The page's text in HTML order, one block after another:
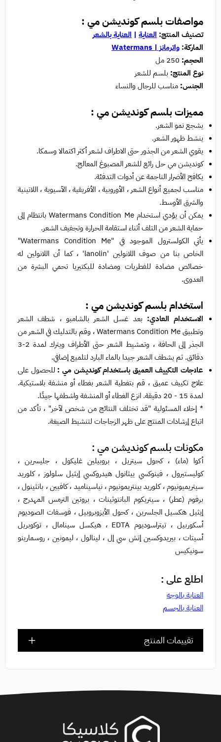
مواصفات بلسم كونديشن مي :
تصنيف المنتج: العناية | العناية بالشعر
الماركة: واترمانز | Watermans
الحجم: 250 مل
نوع المنتج: بلسم للشعر
الجنس: مناسب للرجال والنساء
مميزات بلسم كونديشن مي :
يشجع نمو الشعر.
ينشط ظهور الشعر.
يقوي الشعر من الجذور حتى الاطراف لشعر أكثر اكتمالا وسمكا.
كونديشن مي حل رائع للشعر المصبوغ المعالج.
يكافح الأضرار الناجمة عن أدوات التدفئة.
مناسب لجميع أنواع الشعر ، الأوروبية ، الأفريقية ، الآسيوية ، اللاتينية
والشرق الأوسط.
يمكن أن يؤدي استخدام Watermans Condition Me بانتظام إلى
حماية الشعر من التلف أثناء استقامة الحرارة وتجفيف الشعر.
يأتي الكولسترول الموجود في "Watermans Condition Me"
الخاص بنا من صوف اللانولين 'lanolin' ، كما أن اللانولين له
خصائص مضادة للفطريات ومضادة للبكتيريا تحمي البشرة من
العدوى.
استخدام بلسم كونديشن مي :
الاستخدام العادي: بعد غسل الشعر بالشامبو ، شطف الشعر
وتطبيق Watermans Condition Me ، وقم بالتدليك في الشعر من
الجذر إلى الحافة ، وتمشيط الشعر حتى الأطراف ويترك لمدة 2-3
دقائق. ثم يشطف الشعر جيدا بالماء البارد لتلميع إضافي.
علاجات التكييف العميق باستخدام كونديشن مي : للحصول على
علاج تكييف عميق ، قم بتغطية الشعر بغطاء أو منشفة بلاستيكية.
لمدة 15 - 20 دقيقة. انزع الغطاء أو المنشفة واشطفها جيدًا.
* إخلاء المسئولية "قد تختلف النتائج من شخص لآخر" ، تأكد من
اتباع إرشادات المنتج على ظهر الزجاجات لتنشيط الصيغة.
مكونات بلسم كونديشن مي :
أكوا (ماء) ، كحول سيتريل ، بروبيلين غليكول ، جليسرين ،
كوليستيرول ، فينوكسي ييثانول هيدروكسي إيثيل سلولوز ، كلوريد
سيتريميونيوم ، كلوريد بينتريمونيوم ، نياسيناميد ، كافيين ، بانثينول ،
برفوم (عطر) ، سيتريكوم البانتوثينات ، بروتين الترمس المهدرج ،
إيثيل هكسيل الجلسرين ، كحول الأيزوبروبيل ، فوسفات الصوديوم
أسكوربيل ، تيتراسوديوم EDTA ، هيكسل سينامال ، توكوبريل
أسيتات ، بيريدوكسين إتش سي إل ، لينالول ، ليمونين ، روسمارينو
سونيكيس
اطلع على :
العناية بالوجه
العناية بالجسم
تقييمات المنتج